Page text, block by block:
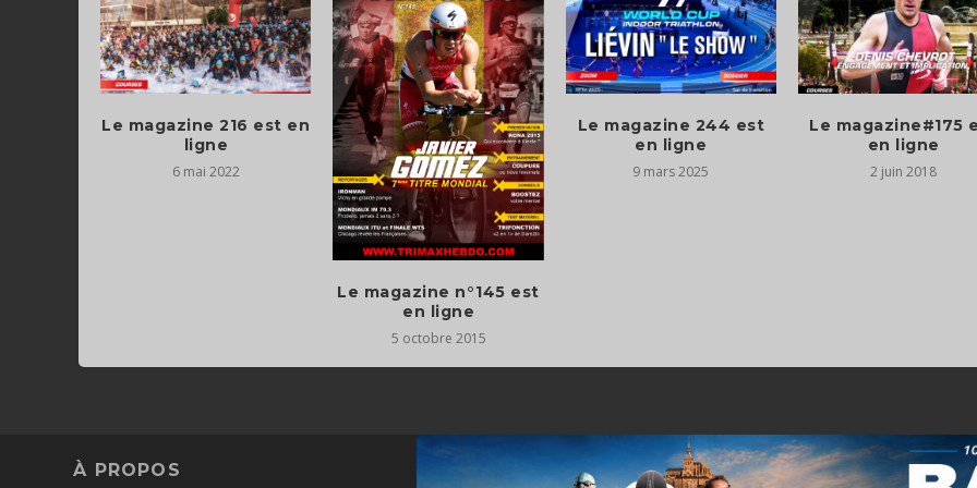
Le magazine 216 est en
ligne
6 mai 2022
Le magazine n°145 est
en ligne
5 octobre 2015
Le magazine 244 est
en ligne
9 mars 2025
Le magazine#175
en ligne
2 juin 2018
À PROPOS